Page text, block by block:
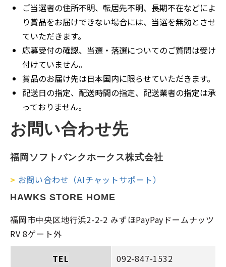
ご当選者の住所不明、転居先不明、長期不在などによ
り賞品をお届けできない場合には、当選を無効とさせ
ていただきます。
応募受付の確認、当選・落選についてのご質問は受け
付けていません。
賞品のお届け先は日本国内に限らせていただきます。
配送日の指定、配送時間の指定、配送業者の指定は承
っておりません。
お問い合わせ先
福岡ソフトバンクホークス株式会社
> お問い合わせ（AIチャットサポート）
HAWKS STORE HOME
福岡市中央区地行浜2-2-2 みずほPayPayドームナッツ
RV 8ゲート外
TEL 092-847-1532